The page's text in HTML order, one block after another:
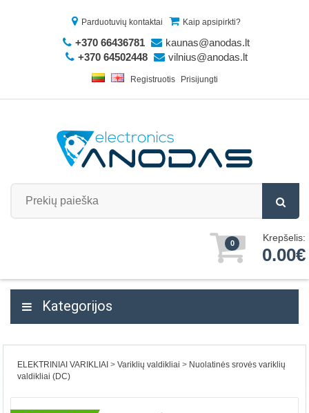
Parduotuvių kontaktai Kaip apsipirkti?
+370 66436781
kaunas@anodas.lt
+370 64502448
vilnius@anodas.lt
Registruotis Prisijungti
0 Krepšelis:
0.00€
Kategorijos
ELEKTRINIAI VARIKLIAI Variklių valdikliai
Nuolatinės srovės variklių
valdikliai (DC)